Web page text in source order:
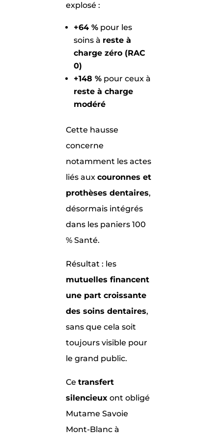
explosé :
+64 % pour les
soins à reste à
charge zéro (RAC
0)
+148 % pour ceux à
reste à charge
modéré
Cette hausse
concerne
notamment les actes
liés auxcouronnes et
prothèses dentaires,
désormais intégrés
dans les paniers 100
% Santé.
Résultat : les
mutuelles financent
une part croissante
des soins dentaires,
sans que cela soit
toujours visible pour
le grand public.
Cetransfert
silencieux ont obligé
Mutame Savoie
Mont-Blanc à